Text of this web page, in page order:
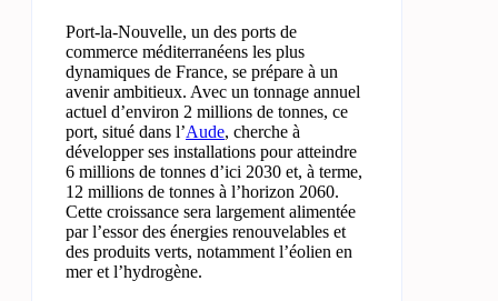
Port-la-Nouvelle, un des ports de
commerce méditerranéens les plus
dynamiques de France, se prépare à un
avenir ambitieux. Avec un tonnage annuel
actuel d’environ 2 millions de tonnes, ce
port, situé dans l’Aude, cherche à
développer ses installations pour atteindre
6 millions de tonnes d’ici 2030 et, à terme,
12 millions de tonnes à l’horizon 2060.
Cette croissance sera largement alimentée
par l’essor des énergies renouvelables et
des produits verts, notamment l’éolien en
mer et l’hydrogène.